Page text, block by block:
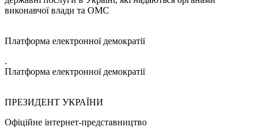
виконавчої влади та ОМС
Платформа електронної демократії
.
Платформа електронної демократії
ПРЕЗИДЕНТ УКРАЇНИ
Офіційне інтернет-представництво